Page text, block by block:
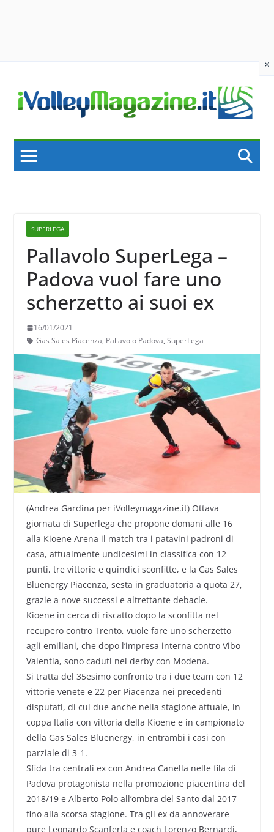
×
content
SUPERLEGA
Pallavolo SuperLega –
Padova vuol fare uno
scherzetto ai suoi ex
16/01/2021
Gas Sales Piacenza, Pallavolo Padova, SuperLega
(Andrea Gardina per iVolleymagazine.it) Ottava
giornata di Superlega che propone domani alle 16
alla Kioene Arena il match tra i patavini padroni di
casa, attualmente undicesimi in classifica con 12
punti, tre vittorie e quindici sconfitte, e la Gas Sales
Bluenergy Piacenza, sesta in graduatoria a quota 27,
grazie a nove successi e altrettante debacle.
Kioene in cerca di riscatto dopo la sconfitta nel
recupero contro Trento, vuole fare uno scherzetto
agli emiliani, che dopo l’impresa interna contro Vibo
Valentia, sono caduti nel derby con Modena.
Si tratta del 35esimo confronto tra i due team con 12
vittorie venete e 22 per Piacenza nei precedenti
disputati, di cui due anche nella stagione attuale, in
coppa Italia con vittoria della Kioene e in campionato
della Gas Sales Bluenergy, in entrambi i casi con
parziale di 3-1.
Sfida tra centrali ex con Andrea Canella nelle fila di
Padova protagonista nella promozione piacentina del
2018/19 e Alberto Polo all’ombra del Santo dal 2017
fino alla scorsa stagione. Tra gli ex da annoverare
pure Leonardo Scanferla e coach Lorenzo Bernardi,